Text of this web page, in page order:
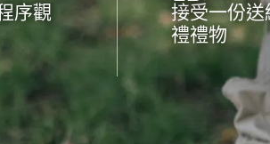
序觀
接受一份
禮禮物